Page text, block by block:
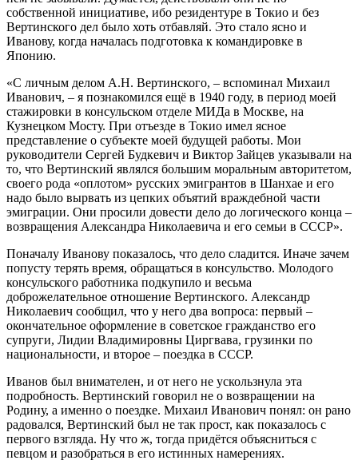
собственной инициативе, ибо резидентуре в Токио и без
Вертинского дел было хоть отбавляй. Это стало ясно и
Иванову, когда началась подготовка к командировке в
Японию.
«С личным делом А.Н. Вертинского, – вспоминал Михаил
Иванович, – я познакомился ещё в 1940 году, в период моей
стажировки в консульском отделе МИДа в Москве, на
Кузнецком Мосту. При отъезде в Токио имел ясное
представление о субъекте моей будущей работы. Мои
руководители Сергей Будкевич и Виктор Зайцев указывали на
то, что Вертинский являлся большим моральным авторитетом,
своего рода «оплотом» русских эмигрантов в Шанхае и его
надо было вырвать из цепких объятий враждебной части
эмиграции. Они просили довести дело до логического конца –
возвращения Александра Николаевича и его семьи в СССР».
Поначалу Иванову показалось, что дело сладится. Иначе зачем
попусту терять время, обращаться в консульство. Молодого
консульского работника подкупило и весьма
доброжелательное отношение Вертинского. Александр
Николаевич сообщил, что у него два вопроса: первый –
окончательное оформление в советское гражданство его
супруги, Лидии Владимировны Циргвава, грузинки по
национальности, и второе – поездка в СССР.
Иванов был внимателен, и от него не ускользнула эта
подробность. Вертинский говорил не о возвращении на
Родину, а именно о поездке. Михаил Иванович понял: он рано
радовался, Вертинский был не так прост, как показалось с
первого взгляда. Ну что ж, тогда придётся объясниться с
певцом и разобраться в его истинных намерениях.